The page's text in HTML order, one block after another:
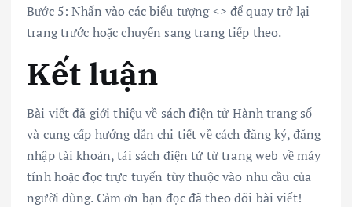
Bước 5: Nhấn vào các biểu tượng <> để quay trở lại
trang trước hoặc chuyển sang trang tiếp theo.
Kết luận
Bài viết đã giới thiệu về sách điện tử Hành trang số
và cung cấp hướng dẫn chi tiết về cách đăng ký, đăng
nhập tài khoản, tải sách điện tử từ trang web về máy
tính hoặc đọc trực tuyến tùy thuộc vào nhu cầu của
người dùng. Cảm ơn bạn đọc đã theo dõi bài viết!